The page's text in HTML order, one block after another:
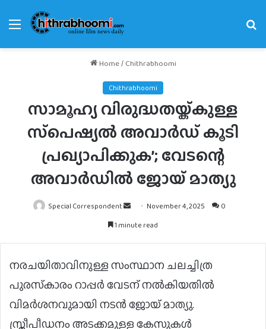
Menu
Home/ Chithrabhoomi
Chithrabhoomi
സാമൂഹ്യ വിരുദ്ധതയ്ക്കുള്ള
സ്‌പെഷ്യല്‍ അവാര്‍ഡ് കൂടി
പ്രഖ്യാപിക്കുക’; വേടന്റെ
അവാര്‍ഡില്‍ ജോയ് മാത്യു
Special Correspondent
Send November 4, 2025
0
1 minute read
നരചയിതാവിനുള്ള സംസ്ഥാന ചലച്ചിത്ര
പുരസ്‌കാരം റാപ്പര്‍ വേടന് നല്‍കിയതില്‍
വിമര്‍ശനവുമായി നടന്‍ ജോയ് മാത്യു.
സ്ത്രീപീഡനം അടക്കമുള്ള കേസുകള്‍